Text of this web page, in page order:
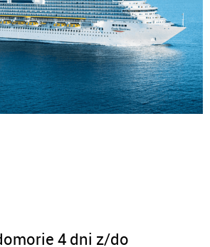
4 dni z/do